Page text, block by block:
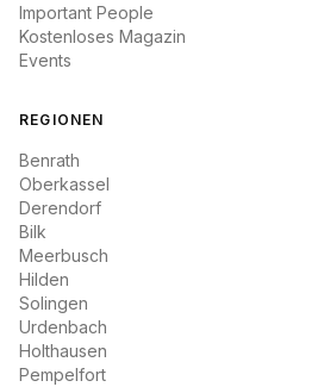
Important People
Kostenloses Magazin
Events
REGIONEN
Benrath
Oberkassel
Derendorf
Bilk
Meerbusch
Hilden
Solingen
Urdenbach
Holthausen
Pempelfort